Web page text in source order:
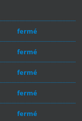
fermé
fermé
fermé
fermé
fermé